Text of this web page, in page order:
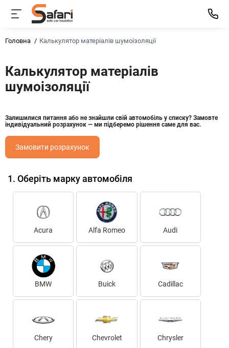
Головна Калькулятор матеріалів шумоізоляції
Калькулятор матеріалів
шумоізоляції
Залишилися питання або не знайшли свій автомобіль у списку? Замовте
індивідуальний розрахунок — ми підберемо рішення саме для вас.
Замовити розрахунок
1. Оберіть марку автомобіля
Acura Alfa Romeo Audi
BMW Buick Cadillac
Chery Chevrolet Chrysler